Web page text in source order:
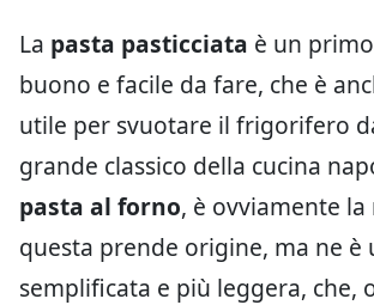
La pasta pasticciata è un
buono e facile da fare, che è
utile per svuotare il frigorifero
grande classico della cucina
pasta al forno, è ovviamente
questa prende origine, ma ne è
semplificata e più leggera, che,